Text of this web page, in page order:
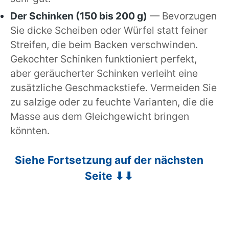
Der Schinken (150 bis 200 g) — Bevorzugen
Sie dicke Scheiben oder Würfel statt feiner
Streifen, die beim Backen verschwinden.
Gekochter Schinken funktioniert perfekt,
aber geräucherter Schinken verleiht eine
zusätzliche Geschmackstiefe. Vermeiden Sie
zu salzige oder zu feuchte Varianten, die die
Masse aus dem Gleichgewicht bringen
könnten.
Siehe Fortsetzung auf der nächsten
Seite ⬇⬇